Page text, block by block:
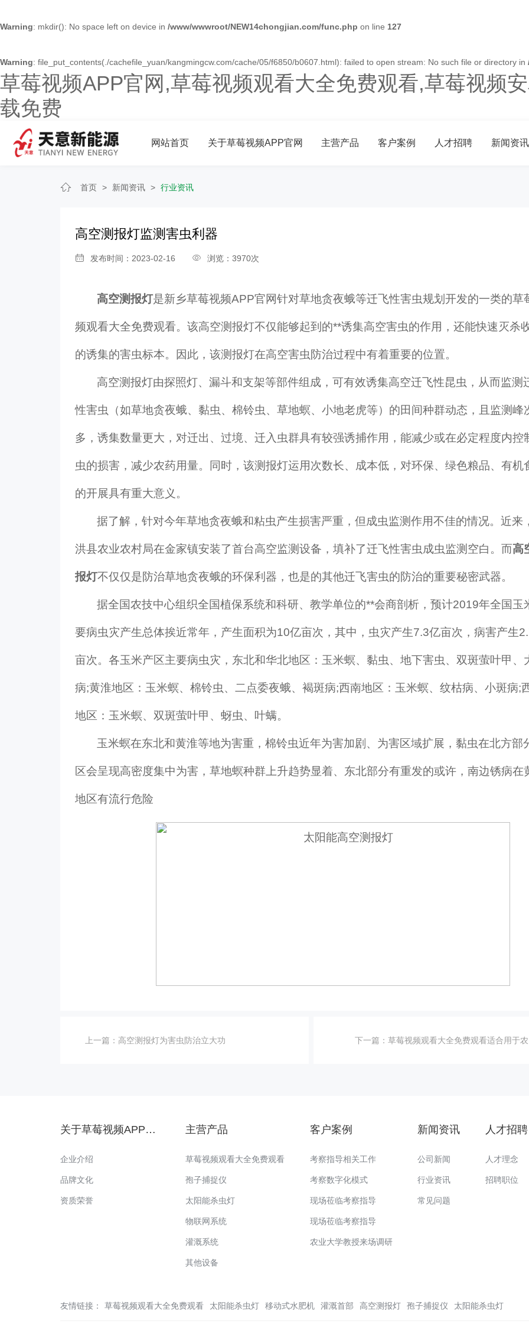
Warning: mkdir(): No space left on device in /www/wwwroot/NEW14chongjian.com/func.php on line 127
Warning: file_put_contents(./cachefile_yuan/kangmingcw.com/cache/05/f6850/b0607.html): failed to open stream: No such file or directory in
草莓视频APP官网,草莓视频观看大全免费观看,草莓视频
载免费
网站首页 关于草莓视频APP官网 主营产品 客户案例 人才招聘 新闻资讯
首页 > 新闻资讯 > 行业资讯
高空测报灯监测害虫利器
发布时间：2023-02-16 浏览：3970次
高空测报灯是新乡草莓视频APP官网针对草地贪夜蛾等迁飞性害虫规划开发的一类的草
频观看大全免费观看。该高空测报灯不仅能够起到的**诱集高空害虫的作用，还能快速灭杀
的诱集的害虫标本。因此，该测报灯在高空害虫防治过程中有着重要的位置。
高空测报灯由探照灯、漏斗和支架等部件组成，可有效诱集高空迁飞性昆虫，从而监测
性害虫（如草地贪夜蛾、黏虫、棉铃虫、草地螟、小地老虎等）的田间种群动态，且监测峰
多，诱集数量更大，对迁出、过境、迁入虫群具有较强诱捕作用，能减少或在必定程度内控
虫的损害，减少农药用量。同时，该测报灯运用次数长、成本低，对环保、绿色粮品、有机
的开展具有重大意义。
据了解，针对今年草地贪夜蛾和粘虫产生损害严重，但成虫监测作用不佳的情况。近来
洪县农业农村局在金家镇安装了首台高空监测设备，填补了迁飞性害虫成虫监测空白。而高
报灯不仅仅是防治草地贪夜蛾的环保利器，也是的其他迁飞害虫的防治的重要秘密武器。
据全国农技中心组织全国植保系统和科研、教学单位的**会商剖析，预计2019年全国玉
要病虫灾产生总体挨近常年，产生面积为10亿亩次，其中，虫灾产生7.3亿亩次，病害产生
亩次。各玉米产区主要病虫灾，东北和华北地区：玉米螟、黏虫、地下害虫、双斑萤叶甲、
病;黄淮地区：玉米螟、棉铃虫、二点委夜蛾、褐斑病;西南地区：玉米螟、纹枯病、小斑病;
地区：玉米螟、双斑萤叶甲、蚜虫、叶螨。
玉米螟在东北和黄淮等地为害重，棉铃虫近年为害加剧、为害区域扩展，黏虫在北方部
区会呈现高密度集中为害，草地螟种群上升趋势显着、东北部分有重发的或许，南边锈病在
地区有流行危险
上一篇： 高空测报灯为害虫防治立大功 下一篇：草莓视频观看大全免费观看适合用于
关于草莓视频APP官网
企业介绍
品牌文化
资质荣誉
主营产品
草莓视频观看大全免费观看
孢子捕捉仪
太阳能杀虫灯
物联网系统
灌溉系统
其他设备
客户案例
考察指导相关工作
考察数字化模式
现场莅临考察指导
现场莅临考察指导
农业大学教授来场调研
新闻资讯
公司新闻
行业资讯
常见问题
人才招聘
人才理念
招聘职位
友情链接： 草莓视频观看大全免费观看 太阳能杀虫灯 移动式水肥机 灌溉首部 高空测报灯 孢子捕捉仪 太阳能杀虫灯